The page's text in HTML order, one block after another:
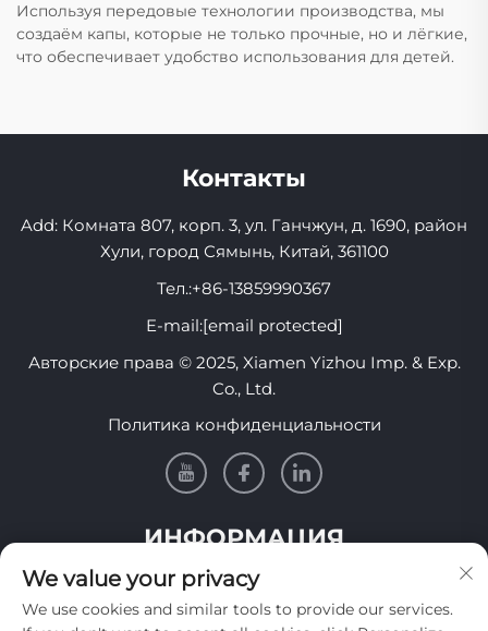
Используя передовые технологии производства, мы
создаём капы, которые не только прочные, но и лёгкие,
что обеспечивает удобство использования для детей.
Контакты
Add: Комната 807, корп. 3, ул. Ганчжун, д. 1690, район
Хули, город Сямынь, Китай, 361100
Тел.:+86-13859990367
E-mail:[email protected]
Авторские права © 2025, Xiamen Yizhou Imp. & Exp.
Co., Ltd.
Политика конфиденциальности
ИНФОРМАЦИЯ
Подпишитесь, чтобы получать нашу еженедельную
рассылку
We value your privacy
We use cookies and similar tools to provide our services.